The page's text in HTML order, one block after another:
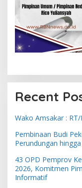
Recent
Wako Amsakar :
Pembinaan Budi
Perundungan
43 OPD Pemprov
2026, Komitmen
Informatif